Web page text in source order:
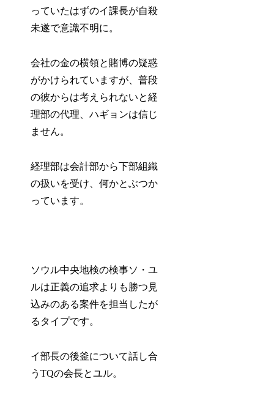
っていたはずのイ課長が自殺
未遂で意識不明に。
会社の金の横領と賭博の疑惑
がかけられていますが、普段
の彼からは考えられないと経
理部の代理、ハギョンは信じ
ません。
経理部は会計部から下部組織
の扱いを受け、何かとぶつか
っています。
ソウル中央地検の検事ソ・ユ
ルは正義の追求よりも勝つ見
込みのある案件を担当したが
るタイプです。
イ部長の後釜について話し合
うTQの会長とユル。